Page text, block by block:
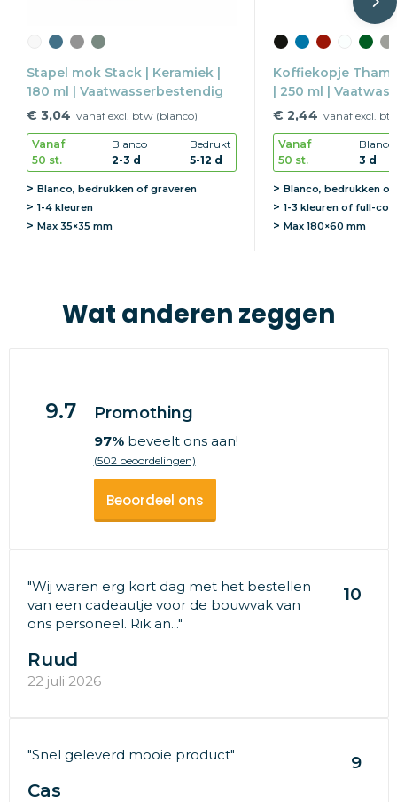
Stapel mok Stack | Keramiek |
180 ml | Vaatwasserbestendig
€ 3,04 vanaf excl. btw (blanco)
Vanaf
50 st.
Blanco
2-3 d
Bedrukt
5-12 d
Blanco, bedrukken of graveren
1-4 kleuren
Max 35×35 mm
Koffiekopje
| 250 ml |
€ 2,44 vanaf excl.
Vanaf
50 st.
Blanco
3 d
Blanco, bedrukken of
1-3 kleuren of full-
Max180×60 mm
Wat anderen zeggen
9.7 Promothing
97%beveelt ons aan!
(502 beoordelingen)
Beoordeel ons
"Wij waren erg kort dag met het bestellen
van een cadeautje voor de bouwvak van
ons personeel. Rik an..."
10
Ruud
22 juli 2026
"Snel geleverd mooie product" 9
Cas